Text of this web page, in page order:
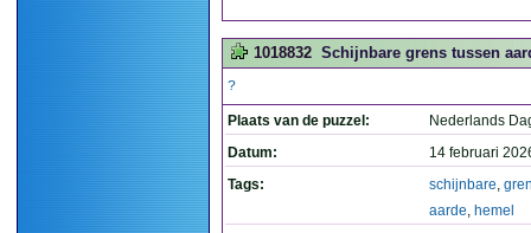
1018832 Schijnbare grens tussen
?
Plaats van de puzzel:
Nederlands
Datum:
14 februari
Tags:
schijnbare,
aarde, hemel